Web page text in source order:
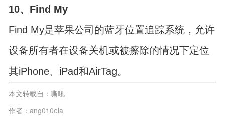
10、Find My
Find My是苹果公司的蓝牙位置追踪系统，允许
设备所有者在设备关机或被擦除的情况下定位
其iPhone、iPad和AirTag。
本文转载自：嘶吼
作者： ang010ela